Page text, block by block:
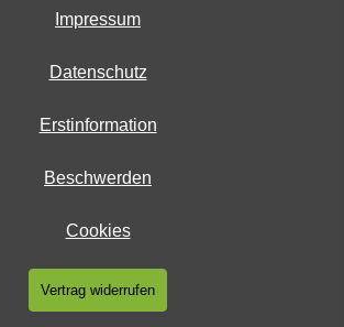
Impressum
Datenschutz
Erstinformation
Beschwerden
Cookies
Vertrag widerrufen